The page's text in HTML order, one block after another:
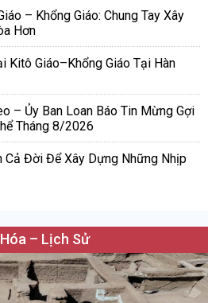
– Khổng Giáo: Chung Tay Xây
Hơn
Kitô Giáo–Khổng Giáo Tại Hàn
– Ủy Ban Loan Báo Tin Mừng Gợi
Tháng 8/2026
Cả Đời Để Xây Dựng Những Nhịp
– Lịch Sử